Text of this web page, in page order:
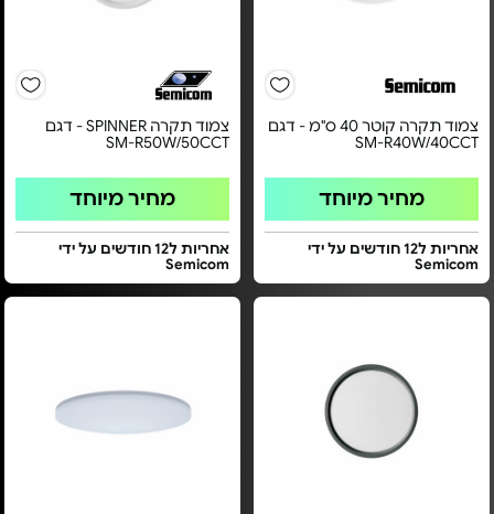
צמוד תקרה קוטר 40 ס"מ - דגם
SM-R40W/40CCT
מחיר מיוחד
אחריות ל12 חודשים על ידי
Semicom
צמוד תקרה SPINNER - דגם
SM-R50W/50CCT
מחיר מיוחד
אחריות ל12 חודשים על ידי
Semicom